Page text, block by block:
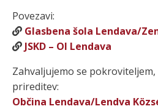
Povezavi:
Glasbena šola Lendava/
JSKD – OI Lendava
Zahvaljujemo se
prireditev:
Občina Lendava/Lendva